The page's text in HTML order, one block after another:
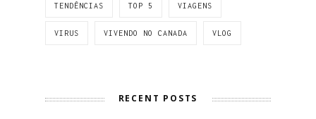
TENDÊNCIAS TOP 5 VIAGENS
VIRUS VIVENDO NO CANADA VLOG
RECENT POSTS